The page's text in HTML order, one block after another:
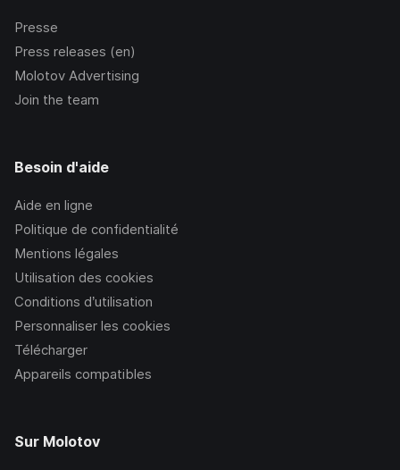
Presse
Press releases (en)
Molotov Advertising
Join the team
Besoin d'aide
Aide en ligne
Politique de confidentialité
Mentions légales
Utilisation des cookies
Conditions d’utilisation
Personnaliser les cookies
Télécharger
Appareils compatibles
Sur Molotov